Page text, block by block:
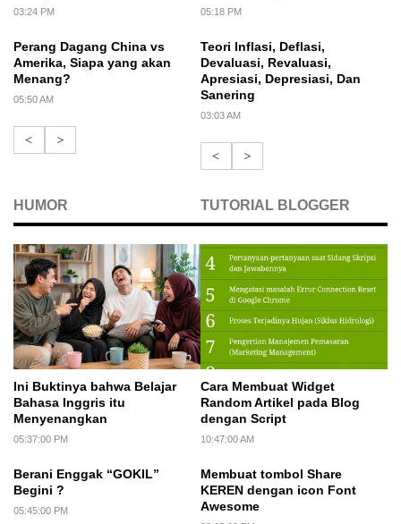
03:24 PM
Perang Dagang China vs
Amerika, Siapa yang akan
Menang?
05:50 AM
< >
05:18 PM
Teori Inflasi, Deflasi,
Devaluasi, Revaluasi,
Apresiasi, Depresiasi, Dan
Sanering
03:03 AM
< >
HUMOR
Ini Buktinya bahwa Belajar
Bahasa Inggris itu
Menyenangkan
05:37:00 PM
Berani Enggak “GOKIL”
Begini ?
05:45:00 PM
TUTORIAL BLOGGER
Cara Membuat Widget
Random Artikel pada Blog
dengan Script
10:47:00 AM
Membuat tombol Share
KEREN dengan icon Font
Awesome